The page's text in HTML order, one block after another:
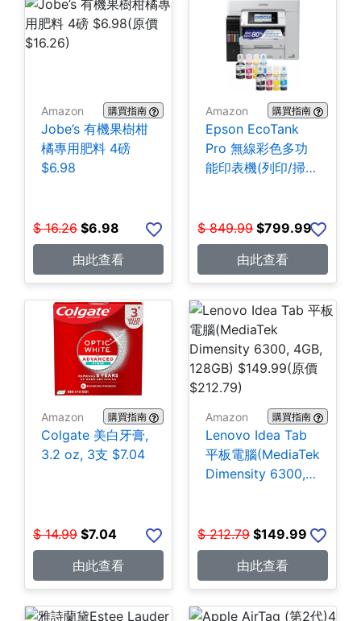
Amazon 購買指南
Jobe’s 有機果樹柑
橘專用肥料 4磅
$6.98
$ 16.26 $6.98
由此查看
Amazon 購買指南
Epson EcoTank
Pro 無線彩色多功
能印表機(列印/掃
$ 849.99 $799.99
由此查看
Amazon 購買指南
Colgate 美白牙膏,
3.2 oz, 3支 $7.04
$ 14.99 $7.04
由此查看
Amazon 購買指南
Lenovo Idea Tab
平板電腦(MediaTek
Dimensity 6300,
$ 212.79 $149.99
由此查看